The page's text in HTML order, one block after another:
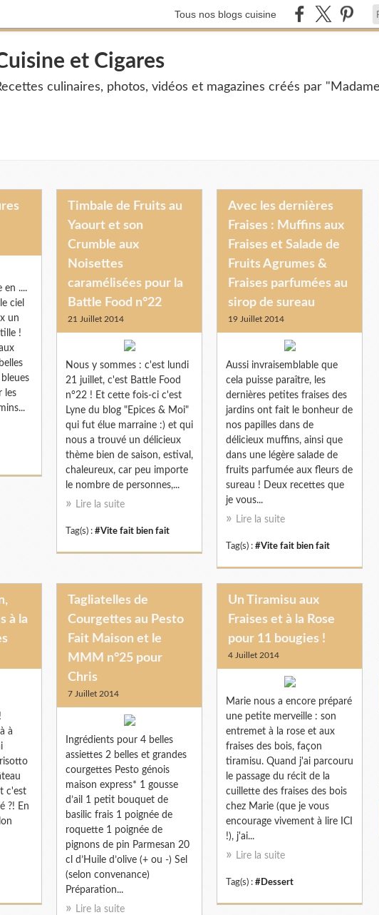
Tous nos blogs cuisine
et Cigares
culinaires, photos, vidéos et magazines créés par
en ....
ciel
un
!
les
Timbale de Fruits au
Yaourt et son
Crumble aux
Noisettes
caramélisées pour la
Battle Food n°22
21 Juillet 2014
Nous y sommes : c'est lundi
21 juillet, c'est Battle Food
n°22 ! Et cette fois-ci c'est
Lyne du blog "Epices & Moi"
qui fut élue marraine :) et qui
nous a trouvé un délicieux
thème bien de saison, estival,
chaleureux, car peu importe
le nombre de personnes,...
Lire la suite
Tag(s) : #Vite fait bien fait
Avec les dernières
Fraises : Muffins aux
Fraises et Salade de
Fruits Agrumes &
Fraises parfumées au
sirop de sureau
19 Juillet 2014
Aussi invraisemblable que
cela puisse paraître, les
dernières petites fraises des
jardins ont fait le bonheur de
nos papilles dans de
délicieux muffins, ainsi que
dans une légère salade de
fruits parfumée aux fleurs de
sureau ! Deux recettes que
je vous...
Lire la suite
Tag(s) : #Vite fait bien fait
à la
à
c'est
?! En
Tagliatelles de
Courgettes au Pesto
Fait Maison et le
MMM n°25 pour
Chris
7 Juillet 2014
Ingrédients pour 4 belles
assiettes 2 belles et grandes
courgettes Pesto génois
maison express* 1 gousse
d’ail 1 petit bouquet de
basilic frais 1 poignée de
roquette 1 poignée de
pignons de pin Parmesan 20
cl d’Huile d’olive (+ ou -) Sel
(selon convenance)
Préparation...
Lire la suite
Un Tiramisu aux
Fraises et à la Rose
pour 11 bougies !
4 Juillet 2014
Marie nous a encore préparé
une petite merveille : son
entremet à la rose et aux
fraises des bois, façon
tiramisu. Quand j'ai parcouru
le passage du récit de la
cuillette des fraises des bois
chez Marie (que je vous
encourage vivement à lire ICI
!), j'ai...
Lire la suite
Tag(s) : #Dessert